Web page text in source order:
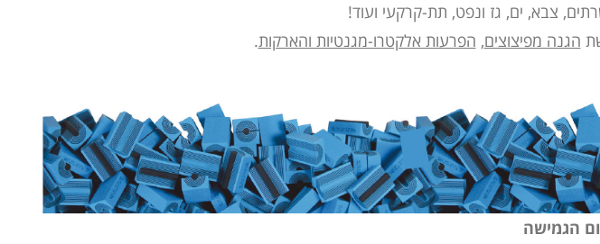
, צבא, ים, גז ונפט, תת-קרקעי ועוד!
הגנה מפיצוצים, הפרעות אלקטרו-מגנטיות והארקות.
הגמישה